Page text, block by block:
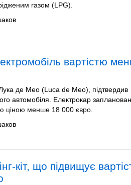
газом (LPG).
вартістю
де Мео (Luca de Meo), підтвердив
автомобіля. Електрокар
ціною менше 18 000 євро.
кіт, що підвищує